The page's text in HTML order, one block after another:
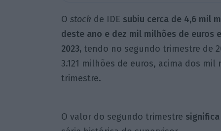
O stock de IDE subiu cerca de 4,6 mil
deste ano e dez mil milhões de euros
2023, tendo no segundo trimestre de
3.121 milhões de euros, acima dos
trimestre.
O valor do segundo trimestre